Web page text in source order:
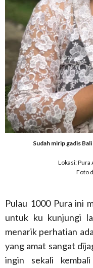
Sudah mirip gadis
Lokasi: Pura
Foto
Pulau 1000 Pura ini
untuk ku kunjungi
menarik perhatian
yang amat sangat
ingin sekali